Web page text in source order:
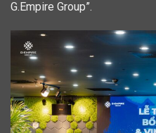
G.Empire Group”.